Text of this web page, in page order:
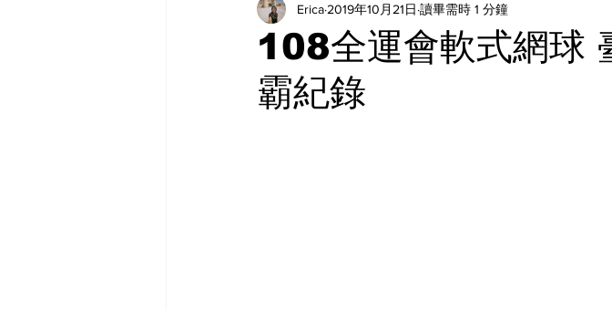
2020東京奧運 111全大運 113全中運
108全運會軟式網球
霸紀錄
Erica 2019年10月21日 讀畢需時 1 分鐘